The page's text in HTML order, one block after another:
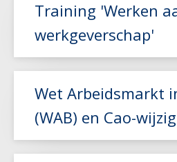
Training 'Werken
werkgeverschap'
Wet Arbeidsmarkt
(WAB) en Cao-